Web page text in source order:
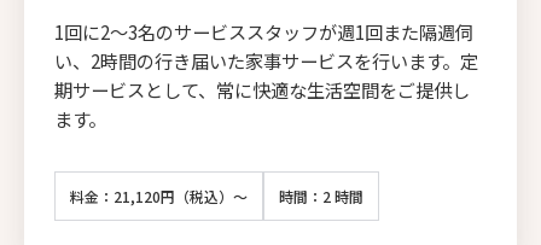
1回に2〜3名のサービススタッフが週1回また隔週伺
い、2時間の行き届いた家事サービスを行います。定
期サービスとして、常に快適な生活空間をご提供し
ます。
料金：21,120円（税込）～ 時間：2 時間